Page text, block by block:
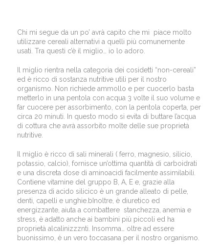
Chi mi segue da un po’ avrà capito che mi piace molto
utilizzare cereali alternativi a quelli più comunemente
usati. Tra questi c’è il miglio… io lo adoro.
Il miglio rientra nella categoria dei cosidetti “non-cereali”
ed è ricco di sostanza nutritive utili per il nostro
organismo. Non richiede ammollo e per cuocerlo basta
metterlo in una pentola con acqua 3 volte il suo volume e
far cuocere per assorbimento, con la pentola coperta, per
circa 20 minuti. In questo modo si evita di buttare l’acqua
di cottura che avrà assorbito molte delle sue proprietà
nutritive.
Il miglio è ricco di sali minerali ( ferro, magnesio, silicio,
potassio, calcio), fornisce un’ottima quantità di carboidrati
e una discreta dose di aminoacidi facilmente assimilabili.
Contiene vitamine del gruppo B, A, E e, grazie alla
presenza di acido silicico è un grande alleato di pelle,
denti, capelli e unghie.bInoltre, è diuretico ed
energizzante, aiuta a combattere stanchezza, anemia e
stress, è adatto anche ai bambini più piccoli ed ha
proprietà alcalinizzznti. Insomma… oltre ad essere
buonissimo, è un vero toccasana per il nostro organismo.